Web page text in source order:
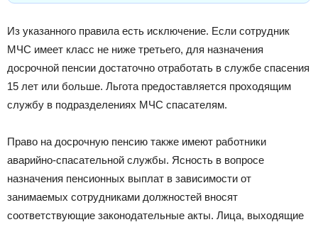
Из указанного правила есть исключение. Если сотрудник
МЧС имеет класс не ниже третьего, для назначения
досрочной пенсии достаточно отработать в службе спасения
15 лет или больше. Льгота предоставляется проходящим
службу в подразделениях МЧС спасателям.
Право на досрочную пенсию также имеют работники
аварийно-спасательной службы. Ясность в вопросе
назначения пенсионных выплат в зависимости от
занимаемых сотрудниками должностей вносят
соответствующие законодательные акты. Лица, выходящие